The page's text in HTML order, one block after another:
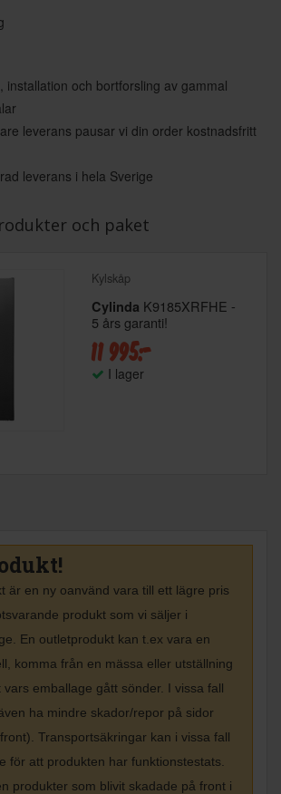
installation och bortforsling av gammal
leverans pausar vi din order kostnadsfritt
leverans i hela Sverige
och paket
Kylskåp
Cylinda K9185XRFHE -
5 års garanti!
11 995:-
I lager
är en ny oanvänd vara till ett lägre pris
produkt som vi säljer i
En outletprodukt kan t.ex vara en
komma från en mässa eller utställning
emballage gått sönder. I vissa fall
ha mindre skador/repor på sidor
Transportsäkringar kan i vissa fall
för att produkten har funktionstestats.
produkter som blivit skadade på front i